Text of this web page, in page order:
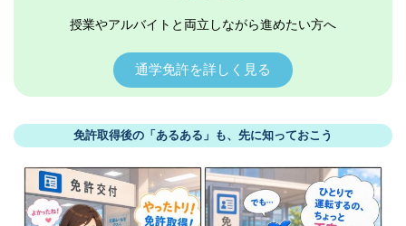
授業やアルバイトと両立しながら進めたい方へ
通学免許を詳しく見る
免許取得後の「あるある」も、先に知っておこう